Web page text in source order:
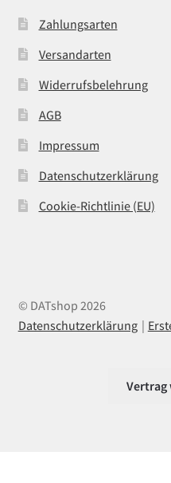
Zahlungsarten
Versandarten
Widerrufsbelehrung
AGB
Impressum
Datenschutzerklärung
Cookie-Richtlinie (EU)
© DATshop 2026
Datenschutzerklärung
Vertrag